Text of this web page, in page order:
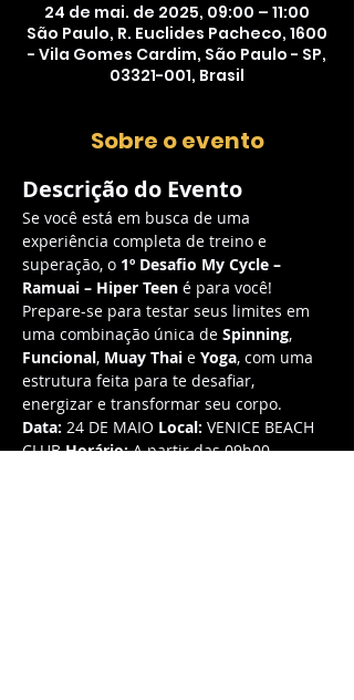
24 de mai. de 2025, 09:00 – 11:00
São Paulo, R. Euclides Pacheco, 1600
- Vila Gomes Cardim, São Paulo - SP,
03321-001, Brasil
Sobre o evento
Descrição do Evento
Se você está em busca de uma
experiência completa de treino e
superação, o 1º Desafio My Cycle –
Ramuai – Hiper Teen é para você!
Prepare-se para testar seus limites em
uma combinação única de Spinning,
Funcional, Muay Thai e Yoga, com uma
estrutura feita para te desafiar,
energizar e transformar seu corpo.
Data: 24 DE MAIO Local: VENICE BEACH
CLUB Horário: A partir das 09h00